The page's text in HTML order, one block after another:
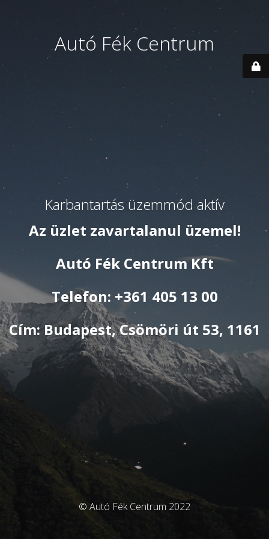
Autó Fék Centrum
Karbantartás üzemmód aktív
Az üzlet zavartalanul üzemel!
Autó Fék Centrum Kft
Telefon: +361 405 13 00
Cím: Budapest, Csömöri út 53, 1161
© Autó Fék Centrum 2022